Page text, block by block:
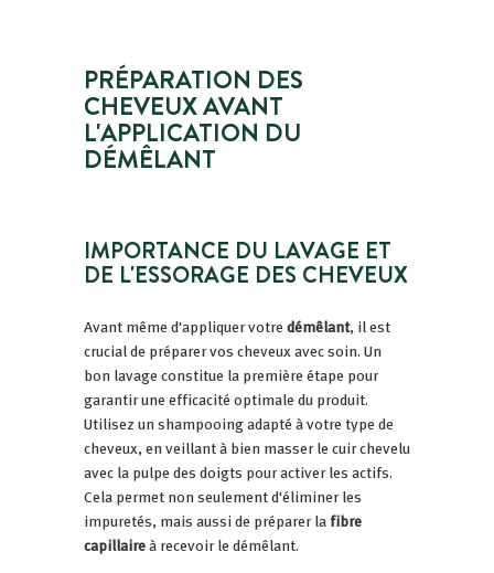
PRÉPARATION DES
CHEVEUX AVANT
L'APPLICATION DU
DÉMÊLANT
IMPORTANCE DU LAVAGE ET
DE L'ESSORAGE DES CHEVEUX
Avant même d'appliquer votredémêlant, il est
crucial de préparer vos cheveux avec soin. Un
bon lavage constitue la première étape pour
garantir une efficacité optimale du produit.
Utilisez un shampooing adapté à votre type de
cheveux, en veillant à bien masser le cuir chevelu
avec la pulpe des doigts pour activer les actifs.
Cela permet non seulement d'éliminer les
impuretés, mais aussi de préparer lafibre
capillaireà recevoir le démêlant.